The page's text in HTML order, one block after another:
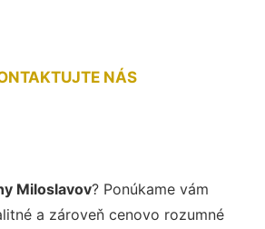
NÁS
Miloslavov? Ponúkame vám
a zároveň cenovo rozumné